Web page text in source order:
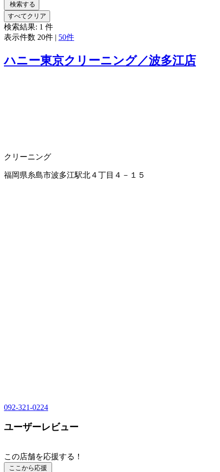
検索する
すべてクリア
検索結果: 1 件
表示件数 20件 | 50件
ハニー東京クリーニング／波多江店
クリーニング
福岡県糸島市波多江駅北４丁目４－１５
092-321-0224
ユーザーレビュー
この店舗を応援する！
ここから応援